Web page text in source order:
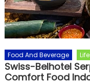
Food And Beverage
Swiss-Belhotel
Comfort Food